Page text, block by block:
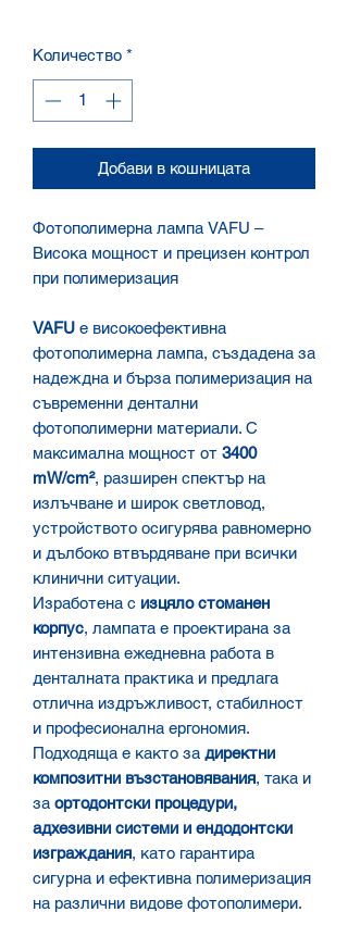
Количество *
Добави в кошницата
Фотополимерна лампа VAFU –
Висока мощност и прецизен контрол
при полимеризация
VAFU е високоефективна
фотополимерна лампа, създадена за
надеждна и бърза полимеризация на
съвременни дентални
фотополимерни материали. С
максимална мощност от 3400
mW/cm², разширен спектър на
излъчване и широк светловод,
устройството осигурява равномерно
и дълбоко втвърдяване при всички
клинични ситуации.
Изработена с изцяло стоманен
корпус, лампата е проектирана за
интензивна ежедневна работа в
денталната практика и предлага
отлична издръжливост, стабилност
и професионална ергономия.
Подходяща е както за директни
композитни възстановявания, така и
за ортодонтски процедури,
адхезивни системи и ендодонтски
изграждания, като гарантира
сигурна и ефективна полимеризация
на различни видове фотополимери.